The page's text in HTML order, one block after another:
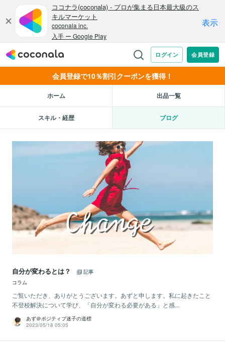
会員登録で10％割引クーポンを獲得！
ホーム 出品一覧
スキル・経歴 ブログ
自分が変わるとは？
記事
コラム
ご覧いただき、ありがとうございます。あずと申します。私に起きたこと
不登校解決について学び、「自分が変わる必要がある」と感...
あず＠ポジティブ迷子の道標
2023/05/18 05:05